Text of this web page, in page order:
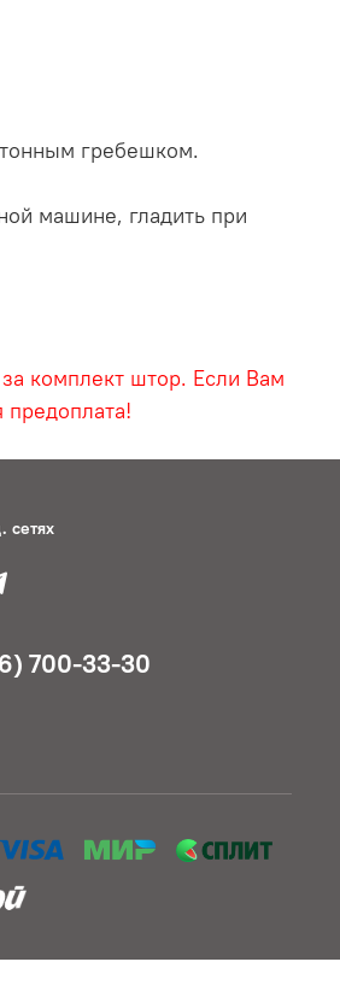
гребешком.
машине, гладить при
комплект штор. Если Вам
сетях
700-33-30